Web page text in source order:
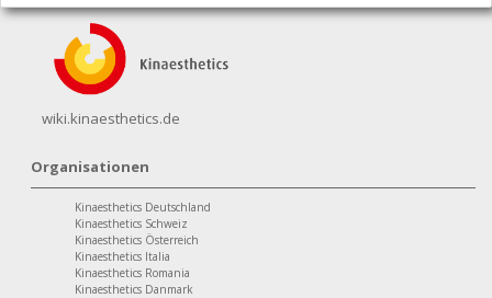
wiki.kinaesthetics.de
Organisationen
Kinaesthetics Deutschland
Kinaesthetics Schweiz
Kinaesthetics Österreich
Kinaesthetics Italia
Kinaesthetics Romania
Kinaesthetics Danmark